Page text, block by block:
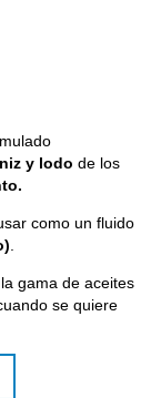
y lodo de los
como un fluido
gama de aceites
se quiere